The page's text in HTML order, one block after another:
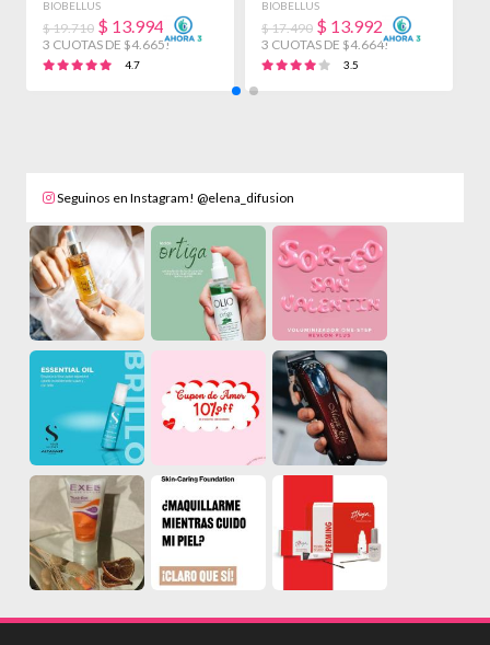
CUTIS PIEL 30CC TODO
TIPO DE PIEL
BIOBELLUS
$ 19.710 $ 13.994
3 CUOTAS DE $4.665!
4.7
Cutis 30cc Sensible
Día/noche
BIOBELLUS
$ 17.490 $ 13.992
3 CUOTAS DE $4.664!
3.5
Seguinos en Instagram! @elena_difusion